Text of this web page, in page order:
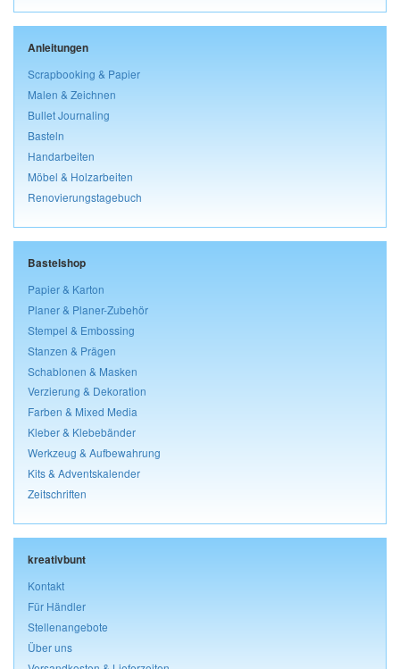
Anleitungen
Scrapbooking & Papier
Malen & Zeichnen
Bullet Journaling
Basteln
Handarbeiten
Möbel & Holzarbeiten
Renovierungstagebuch
Bastelshop
Papier & Karton
Planer & Planer-Zubehör
Stempel & Embossing
Stanzen & Prägen
Schablonen & Masken
Verzierung & Dekoration
Farben & Mixed Media
Kleber & Klebebänder
Werkzeug & Aufbewahrung
Kits & Adventskalender
Zeitschriften
kreativbunt
Kontakt
Für Händler
Stellenangebote
Über uns